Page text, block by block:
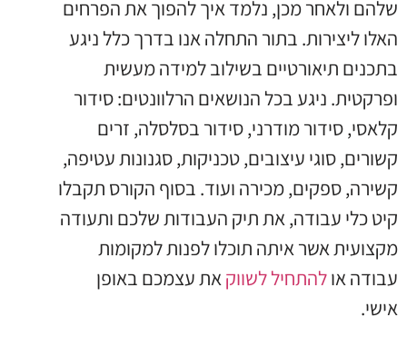
שלהם ולאחר מכן, נלמד איך להפוך את הפרחים
האלו ליצירות. בתור התחלה אנו בדרך כלל ניגע
בתכנים תיאורטיים בשילוב למידה מעשית
ופרקטית. ניגע בכל הנושאים הרלוונטים: סידור
קלאסי, סידור מודרני, סידור בסלסלה, זרים
קשורים, סוגי עיצובים, טכניקות, סגנונות עטיפה,
קשירה, ספקים, מכירה ועוד. בסוף הקורס תקבלו
קיט כלי עבודה, את תיק העבודות שלכם ותעודה
מקצועית אשר איתה תוכלו לפנות למקומות
עבודה אולהתחיל לשווק את עצמכם באופן
אישי.